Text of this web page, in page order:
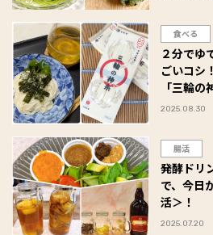
食べる
２分でゆ
ごいコシ
「三輪
てみた
2025.08.30
腸活
発酵ドリ
で、今日
活＞！
2025.07.20